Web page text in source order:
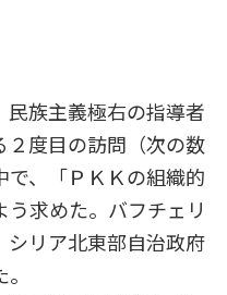
族主義極右の指導者
２度目の訪問（次の数
で、「ＰＫＫの組織的
求めた。バフチェリ
シリア北東部自治政府